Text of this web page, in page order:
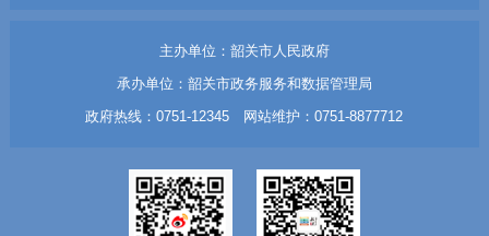
主办单位：韶关市人民政府
承办单位：韶关市政务服务和数据管理局
政府热线：0751-12345 网站维护：0751-8877712